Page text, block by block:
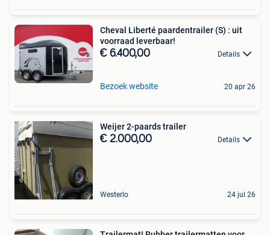
Cheval Liberté paardentrailer (S) : uit
voorraad leverbaar!
€ 6.400,00 Details
Bezoek website 20 apr 26
Weijer 2-paards trailer
€ 2.000,00 Details
Westerlo 24 jul 26